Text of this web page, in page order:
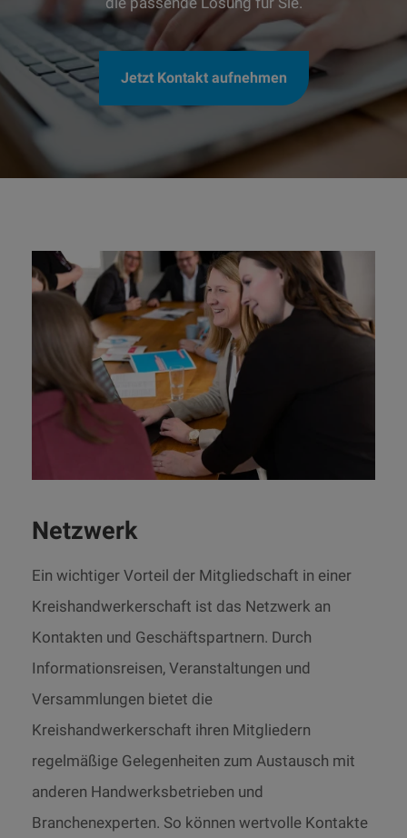
Jetzt Kontakt aufnehmen
Netzwerk
Ein wichtiger Vorteil der Mitgliedschaft in einer
Kreishandwerkerschaft ist das Netzwerk an
Kontakten und Geschäftspartnern. Durch
Informationsreisen, Veranstaltungen und
Versammlungen bietet die
Kreishandwerkerschaft ihren Mitgliedern
regelmäßige Gelegenheiten zum Austausch mit
anderen Handwerksbetrieben und
Branchenexperten. So können wertvolle Kontakte